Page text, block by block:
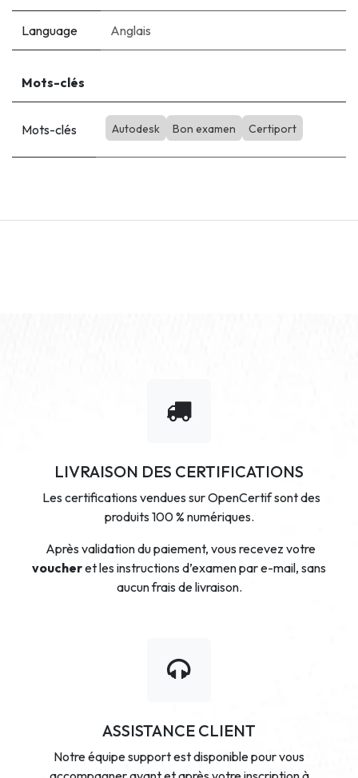
Language Anglais
Mots-clés
Mots-clés Autodesk Bon examen Certiport
LIVRAISON DES CERTIFICATIONS
Les certifications vendues sur OpenCertif sont des
produits 100 % numériques.
Après validation du paiement, vous recevez votre
voucheret les instructions d’examen par e-mail, sans
aucun frais de livraison.
ASSISTANCE CLIENT
Notre équipe support est disponible pour vous